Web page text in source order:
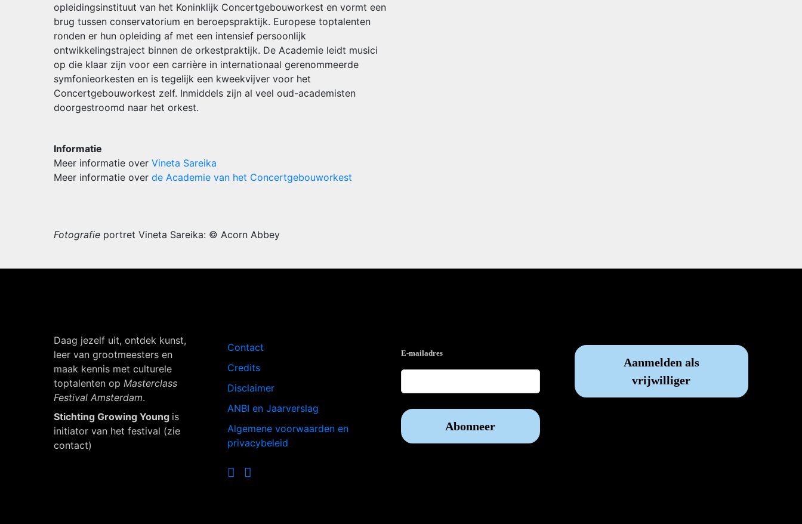
opleidingsinstituut van het Koninklijk Concertgebouworkest en vormt een
brug tussen conservatorium en beroepspraktijk. Europese toptalenten
ronden er hun opleiding af met een intensief persoonlijk
ontwikkelingstraject binnen de orkestpraktijk. De Academie leidt musici
op die klaar zijn voor een carrière in internationaal gerenommeerde
symfonieorkesten en is tegelijk een kweekvijver voor het
Concertgebouworkest zelf. Inmiddels zijn al veel oud-academisten
doorgestroomd naar het orkest.
Informatie
Meer informatie over Vineta Sareika
Meer informatie over de Academie van het Concertgebouworkest
Fotografie portret Vineta Sareika: © Acorn Abbey
Daag jezelf uit, ontdek kunst,
leer van grootmeesters en
maak kennis met culturele
toptalenten op Masterclass
Festival Amsterdam.
Stichting Growing Young is
initiator van het festival (zie
contact)
Contact
Credits
Disclaimer
ANBI en Jaarverslag
Algemene voorwaarden en
privacybeleid
E-mailadres
Aanmelden als
vrijwilliger